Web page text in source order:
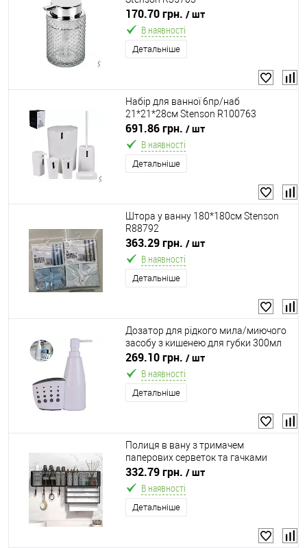
170.70 грн. / шт
В наявності
Детальніше
Набір для ванної 6пр/наб
21*21*28см Stenson R100763
691.86 грн. / шт
В наявності
Детальніше
Штора у ванну 180*180см Stenson
R88792
363.29 грн. / шт
В наявності
Детальніше
Дозатор для рідкого мила/миючого
засобу з кишенею для губки 300мл
Stenson R92857
269.10 грн. / шт
В наявності
Детальніше
Полиця в вану з тримачем
паперових серветок та гачками
настінна 40*13.5*19.5см Stenson
M50244/М50239-L
332.79 грн. / шт
В наявності
Детальніше